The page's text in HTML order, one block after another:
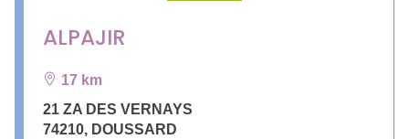
ALPAJIR
17 km
21 ZA DES VERNAYS
74210, DOUSSARD